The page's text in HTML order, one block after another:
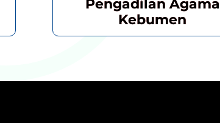
Pengadilan Agama
Kebumen